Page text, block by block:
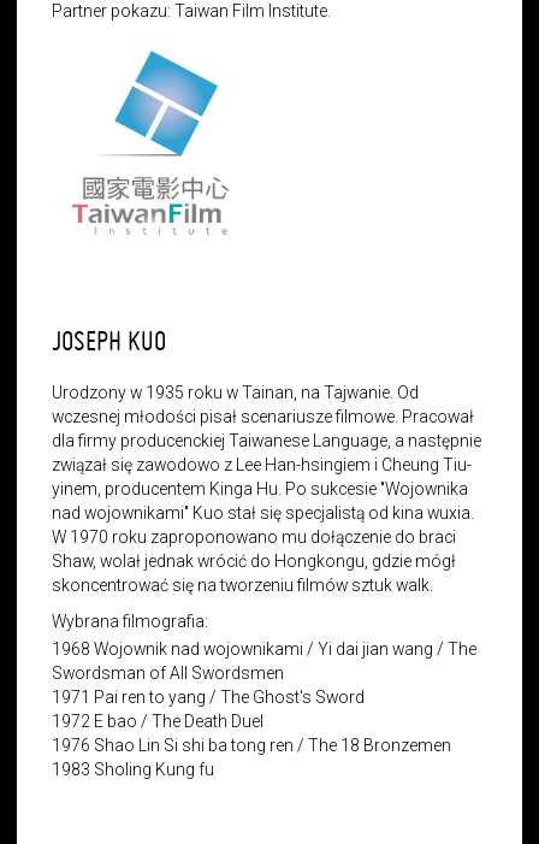
Partner pokazu: Taiwan Film Institute.
JOSEPH KUO
Urodzony w 1935 roku w Tainan, na Tajwanie. Od
wczesnej młodości pisał scenariusze filmowe. Pracował
dla firmy producenckiej Taiwanese Language, a następnie
związał się zawodowo z Lee Han-hsingiem i Cheung Tiu-
yinem, producentem Kinga Hu. Po sukcesie "Wojownika
nad wojownikami" Kuo stał się specjalistą od kina wuxia.
W 1970 roku zaproponowano mu dołączenie do braci
Shaw, wolał jednak wrócić do Hongkongu, gdzie mógł
skoncentrować się na tworzeniu filmów sztuk walk.
Wybrana filmografia:
1968 Wojownik nad wojownikami /Yi dai jian wang/ The
Swordsman of All Swordsmen
1971 Pai ren to yang /The Ghost's Sword
1972 E bao / The Death Duel
1976 Shao Lin Si shi ba tong ren / The 18 Bronzemen
1983 Sholing Kung fu